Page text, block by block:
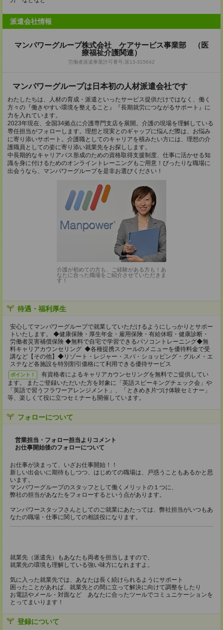
派遣会社情報
マンパワーグループ株式会社 ケアサービス事業部 （医
療福祉介護関連）
労働者派遣事業許可番号:派13-315642
マンパワーグループは日本初の人材派遣会社です
わたしたちは、人材の育成・派遣といったサービス提供だけではなく、働く
方々の『働きやすい環境を整えること』『長期就労につながるサポート』に
力を入れています。
2023年現在、全国34拠点に介護専門支店を展開。介護の現場を理解している
専任担当がフォローします。理想と現実とのギャップに悩んだ際は、お悩み
に寄り添いサポート。介護職としてのキャリアを積みたい方には、理想の介
護職員としての姿に寄り添い就業先をお探しします。
中長期的なキャリアパス形成のための資格取得支援制度、仕事に活かせる知
識を身に付けるためのオンライントレーニングもご用意！ぴったりな職場に
出会うなら、マンパワーグループを是非お選びください！
介護が初めての方も、ご経験がある方も！あ
なたに合った職場をご紹介させていただきま
す！
待遇・福利厚生
安心してマンパワーグループで就業していただけるようにしっかりとサポー
トいたします。 ◆健康保険・厚生年金・雇用保険・有給休暇・健康診断・
労働者災害補償保険 ◆無料で自宅で学習できるパソコントレーニング◆無
料キャリアカウンセリング ◆各種提携スクールのメニューを優待料金で受
講など【その他】◆リゾート・レジャー・スパ・ショッピング・グルメ・エ
ステなど各施設を特別割引価格にて利用できる優待サービス
ポイント！
有資格者によるキャリアカウンセリングを無料でご提供してい
ます。 またご登録いただいた方を対象に「英語スピーキングチェック会」や
「英語で習うフラワーアレンジメント」、「ときめき片づけ体験セミナー」
等、楽しくて役に立つセミナーも開催しています。
フォローについて
営業担当・フォロー担当よりコメント
お仕事開始後のフォローについて
お仕事が決まって、いざお仕事開始！！
新しい出会いに期待もしつつ、はじめての職場は、戸惑うこともあるかと思
います。
マンパワーグループのスタッフとして働くメリットの１つに、
弊社の担当があなたをフォローするという点があります。
マンパワースタッフさんとしてのご就業にあたっては、弊社担当がいつもあ
なたの職場・仕事に関しての相談役になります。
就業先（派遣先）もあなたも両者を担当しますので、
就業先の環境も理解している強い味方になれますよ。
気に入った就業先では、あなたは長く続けられるようにサポート
困ったことがあれば、就業先との間に立って解決に向けて調整をしたり
お電話やメール・対面など あなたに合ったツールでコミュニケーションを
とってまいります！
登録について